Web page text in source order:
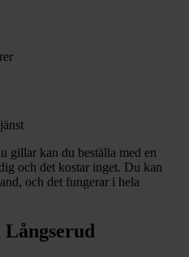
gillar kan du beställa med en
och det kostar inget. Du kan
och det fungerar i hela
Långserud